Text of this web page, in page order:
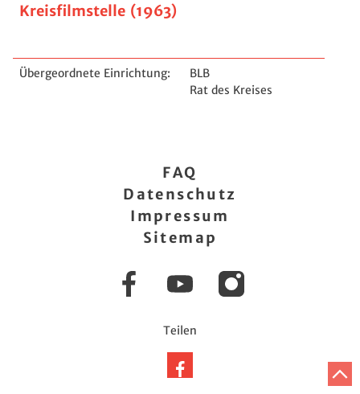
Kreisfilmstelle (1963)
Übergeordnete Einrichtung:
BLB
Rat des Kreises
Teilen
Auf
FacebookYouTubeInstagram
FAQ
Datenschutz
Impressum
Sitemap